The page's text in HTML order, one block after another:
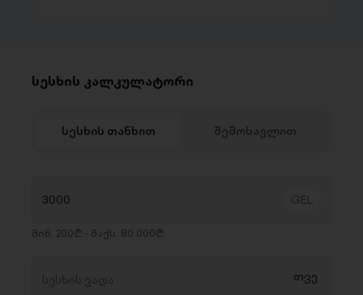
სესხის კალკულატორი
სესხის თანხით შემოსავლით
მინ. 200₾ - მაქს. 80 000₾